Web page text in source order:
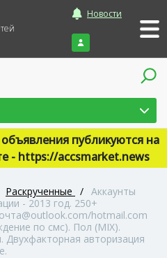
Новости
Войти
публикуются на
- https://accsmarket.news
Раскрученные / Аккаунты
- 2013 год. 250+
hotmail.com
по смс). Пол (MIX).
Двухфакторная авторизация